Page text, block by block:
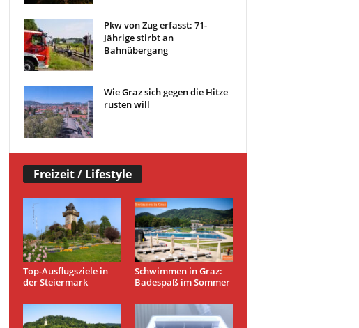
Pkw von Zug erfasst: 71-
Jährige stirbt an
Bahnübergang
Wie Graz sich gegen die Hitze
rüsten will
Freizeit / Lifestyle
Top-Ausflugsziele in
der Steiermark
Schwimmen in Graz:
Badespaß im Sommer